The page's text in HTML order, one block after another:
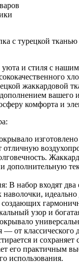
с турецкой
уюта и стиля с
жаккардовой
вашего
комфорта и
отличную
дополнительную
В набор входят два
наволочки,
узор и
— от классического
и
его практичным
использования.